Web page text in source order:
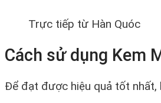
Trực tiếp từ Hàn Quóc
Cách sử dụng Kem
Để đạt được hiệu quả tốt nhất,